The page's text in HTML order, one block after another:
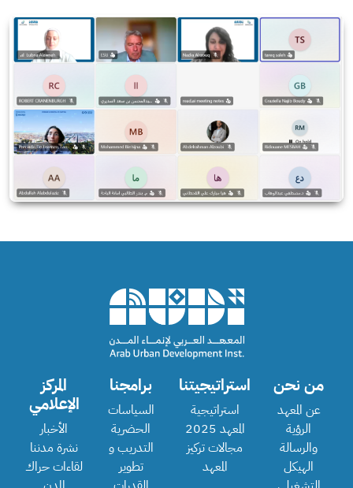
من نحن
عن المعهد
الرؤية
والرسالة
الهيكل
استراتيجيتنا
استراتيجية
المعهد 2025
مجالات تركيز
المعهد
برامجنا
السياسات
الحضرية
التدريب و
تطوير
المركز
الإعلامي
الأخبار
نشرة مدننا
لقاءات حراك